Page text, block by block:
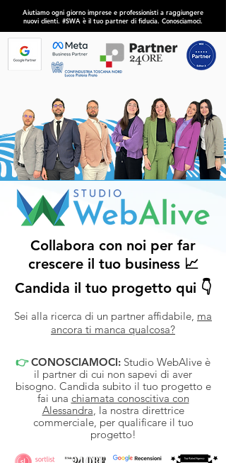
Aiutiamo ogni giorno imprese e professionisti a raggiungere
nuovi clienti. #SWA è il tuo partner di fiducia. Conosciamoci.
Collabora con noi per far
crescere il tuo business 📈
Candida il tuo progetto qui 👇
Sei alla ricerca di un partner affidabile, ma
ancora ti manca qualcosa?
👉CONOSCIAMOCI: Studio WebAlive è
il partner di cui non sapevi di aver
bisogno. Candida subito il tuo progetto e
fai una chiamata conoscitiva con
Alessandra, la nostra direttrice
commerciale, per qualificare il tuo
progetto!